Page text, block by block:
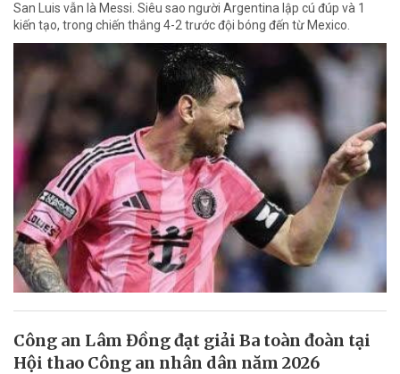
San Luis vẫn là Messi. Siêu sao người Argentina lập cú đúp và 1
kiến tạo, trong chiến thắng 4-2 trước đội bóng đến từ Mexico.
Công an Lâm Đồng đạt giải Ba toàn đoàn tại
Hội thao Công an nhân dân năm 2026